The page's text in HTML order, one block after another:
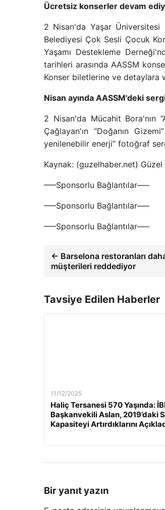
Ücretsiz konserler devam
2 Nisan'da Yaşar Üniversitesi
Belediyesi Çok Sesli Çocuk
Yaşamı Destekleme
tarihleri ​​arasında AASSM
Konser biletlerine ve detaylara
Nisan ayında AASSM'deki
2 Nisan'da Mücahit Bora'nın
Çağlayan'ın “Doğanın
yenilenebilir enerji” fotoğraf
Kaynak: (guzelhaber.net) Güzel
—–Sponsorlu Bağlantılar—–
—–Sponsorlu Bağlantılar—–
—–Sponsorlu Bağlantılar—–
← Barselona restoranları
müşterileri reddediyor
Tavsiye Edilen Haberler
11/12/2025
Haliç Tersanesi 570 Yaşında:
Başkanvekili Aslan, 2019’daki
Kapasiteyi Artırdıklarını
Bir yanıt yazın